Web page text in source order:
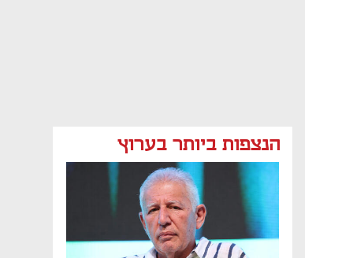
הנצפות ביותר בערוץ